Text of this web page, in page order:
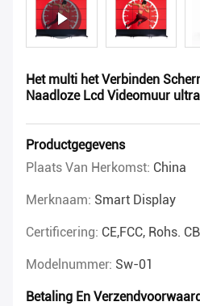
Het multi het Verbinden
Naadloze Lcd Videomuur
Productgegevens
Plaats Van Herkomst: China
Merknaam: Smart Display
Certificering: CE,FCC, Rohs. CB
Modelnummer: Sw-01
Betaling En